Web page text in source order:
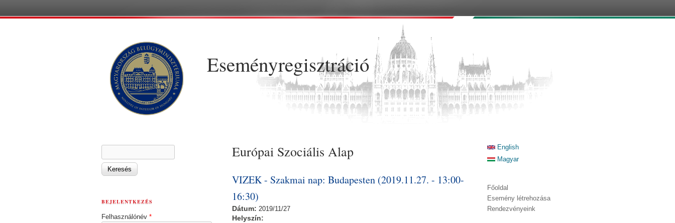
Eseményregisztráció
Európai Szociális Alap
VIZEK - Szakmai nap: Budapesten (2019.11.27. - 13:00-
16:30)
Dátum: 2019/11/27
Helyszín:
KERESÉS ŰRLAP
BEJELENTKEZÉS
Felhasználónév *
English
Magyar
Főoldal
Esemény létrehozása
Rendezvényeink